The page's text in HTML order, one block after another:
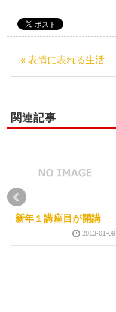
« 表情に表れる生活
関連記事
新年１講座目が開講
2013-01-09